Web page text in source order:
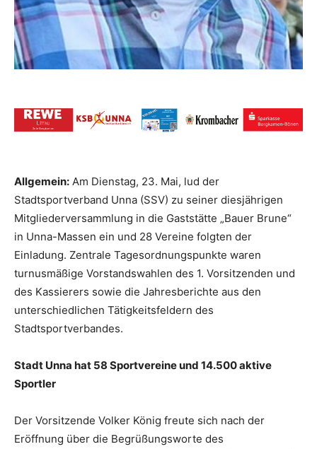
Allgemein: Am Dienstag, 23. Mai, lud der
Stadtsportverband Unna (SSV) zu seiner diesjährigen
Mitgliederversammlung in die Gaststätte „Bauer Brune“
in Unna-Massen ein und 28 Vereine folgten der
Einladung. Zentrale Tagesordnungspunkte waren
turnusmäßige Vorstandswahlen des 1. Vorsitzenden und
des Kassierers sowie die Jahresberichte aus den
unterschiedlichen Tätigkeitsfeldern des
Stadtsportverbandes.
Stadt Unna hat 58 Sportvereine und 14.500 aktive
Sportler
Der Vorsitzende Volker König freute sich nach der
Eröffnung über die Begrüßungsworte des